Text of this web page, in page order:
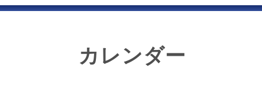
カレンダー